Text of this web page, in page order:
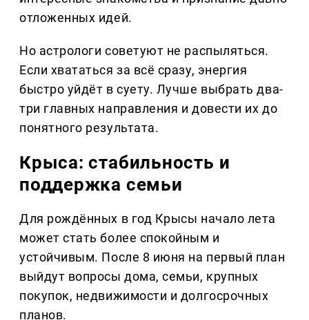
отложенных идей.
Но астрологи советуют не распыляться.
Если хвататься за всё сразу, энергия
быстро уйдёт в суету. Лучше выбрать два-
три главных направления и довести их до
понятного результата.
Крыса: стабильность и
поддержка семьи
Для рождённых в год Крысы начало лета
может стать более спокойным и
устойчивым. После 8 июня на первый план
выйдут вопросы дома, семьи, крупных
покупок, недвижимости и долгосрочных
планов.